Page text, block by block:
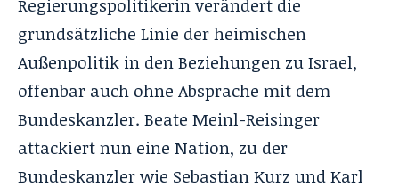
Regierungspolitikerin verändert die
grundsätzliche Linie der heimischen
Außenpolitik in den Beziehungen zu Israel,
offenbar auch ohne Absprache mit dem
Bundeskanzler. Beate Meinl-Reisinger
attackiert nun eine Nation, zu der
Bundeskanzler wie Sebastian Kurz und Karl